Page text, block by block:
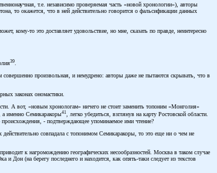
т.е. независимо проверяемая часть «новой хронологии»), авторы
то окажется, что в ней действительно говорится о фальсификации данных
кому-то это доставляет удовольствие, но мне, сказать по правде, неинтересно
39.
произвольная, и немудрено: авторы даже не пытаются скрывать, что в
законах ономастики.
А вот, «новым хронологам» ничего не стоит заменить топоним «Монголия»
а именно Семикаракоры41, легко убедиться, взглянув на карту Ростовской области.
происхождения, - подтверждающее упоминаемое ими чтение?
совпадала с топонимом Семикаракоры, то это еще ни о чем не
к нагромождению географических несообразностей. Москва в таком случае
Дон (на берегу последнего и находится, как опять-таки следует из текстов